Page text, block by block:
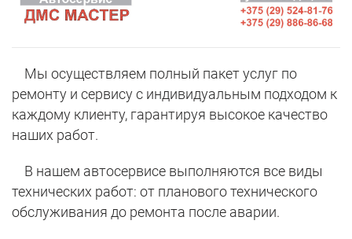
Мы осуществляем полный пакет услуг по
ремонту и сервису с индивидуальным подходом к
каждому клиенту, гарантируя высокое качество
наших работ.
В нашем автосервисе выполняются все виды
технических работ: от планового технического
обслуживания до ремонта после аварии.